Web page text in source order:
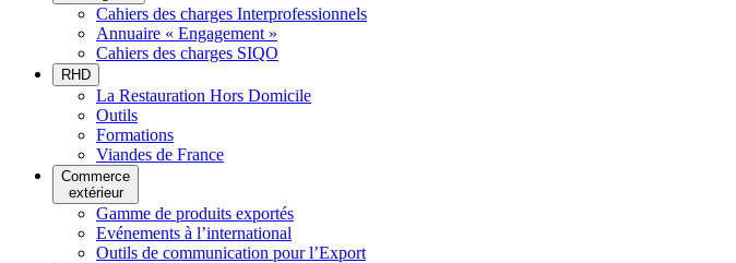
Cahiers des charges Interprofessionnels
Annuaire « Engagement »
Cahiers des charges SIQO
RHD
La Restauration Hors Domicile
Outils
Formations
Viandes de France
Commerce
extérieur
Gamme de produits exportés
Evénements à l’international
Outils de communication pour l’Export